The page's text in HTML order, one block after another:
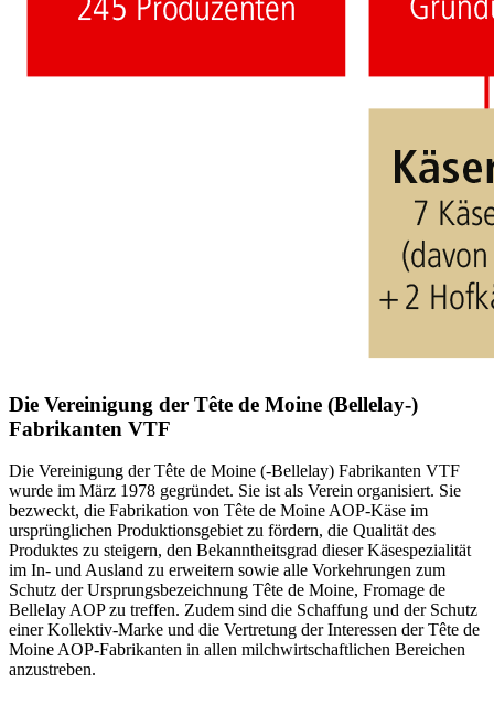
Die Vereinigung der Tête de Moine (Bellelay-)
Fabrikanten VTF
Die Vereinigung der Tête de Moine (-Bellelay) Fabrikanten VTF
wurde im März 1978 gegründet. Sie ist als Verein organisiert. Sie
bezweckt, die Fabrikation von Tête de Moine AOP-Käse im
ursprünglichen Produktionsgebiet zu fördern, die Qualität des
Produktes zu steigern, den Bekanntheitsgrad dieser Käsespezialität
im In- und Ausland zu erweitern sowie alle Vorkehrungen zum
Schutz der Ursprungsbezeichnung Tête de Moine, Fromage de
Bellelay AOP zu treffen. Zudem sind die Schaffung und der Schutz
einer Kollektiv-Marke und die Vertretung der Interessen der Tête de
Moine AOP-Fabrikanten in allen milchwirtschaftlichen Bereichen
anzustreben.